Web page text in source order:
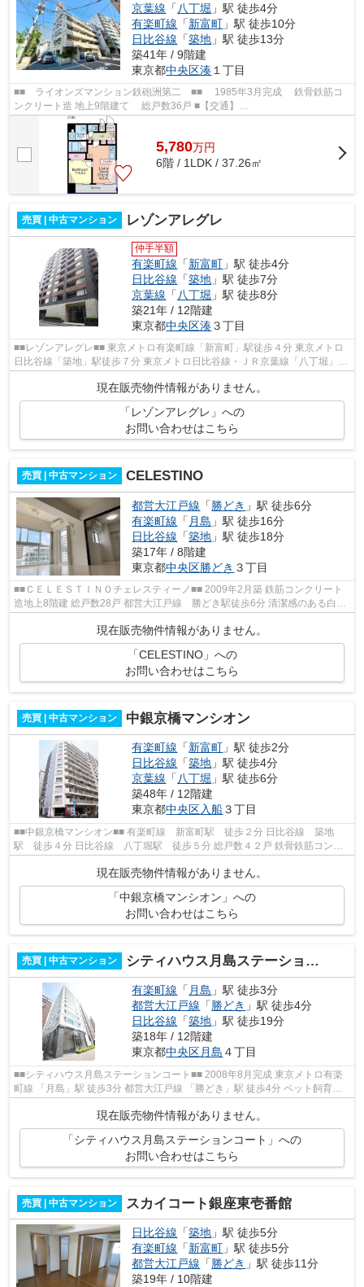
京葉線 「 八丁堀 」駅 徒歩4分
有楽町線 「新富町 」駅 徒歩10分
日比谷線 「築地 」駅 徒歩13分
築41年 / 9階建
東京都中央区湊 １丁目
■■ ライオンズマンション鉄砲洲第二 ■■ 1985年3月完成 鉄骨鉄筋コ
ンクリート造 地上9階建て 総戸数36戸 ■【交通】
━━━━━━━━━━━━━━━ 東京メトロ日比谷線・JR京葉線【八丁...
5,780万円
6階 / 1LDK / 37.26㎡
売買 | 中古マンション レゾンアレグレ
仲手半額
有楽町線 「新富町 」駅 徒歩4分
日比谷線 「築地 」駅 徒歩7分
京葉線 「八丁堀 」駅 徒歩8分
築21年 / 12階建
東京都中央区湊３丁目
■■レゾンアレグレ■■ 東京メトロ有楽町線「新富町」駅徒歩４分 東京メトロ
日比谷線「築地」駅徒歩７分 東京メトロ日比谷線・ＪＲ京葉線「八丁堀」駅
徒歩８分 東京メトロ有楽町線・都営...
現在販売物件情報がありません。
「レゾンアレグレ」への
お問い合わせはこちら
売買 | 中古マンション CELESTINO
都営大江戸線 「 勝どき 」駅 徒歩6分
有楽町線 「 月島 」駅 徒歩16分
日比谷線 「築地 」駅 徒歩18分
築17年 / 8階建
東京都中央区勝どき ３丁目
■■ＣＥＬＥＳＴＩＮＯチェレスティーノ■■ 2009年2月築 鉄筋コンクリート
造地上8階建 総戸数28戸 都営大江戸線 勝どき駅徒歩6分 清潔感のある白を
現在販売物件情報がありません。
「CELESTINO」への
お問い合わせはこちら
売買 | 中古マンション 中銀京橋マンシオン
有楽町線 「新富町 」駅 徒歩2分
日比谷線 「築地 」駅 徒歩4分
京葉線 「八丁堀 」駅 徒歩6分
築48年 / 12階建
東京都中央区入船３丁目
■■中銀京橋マンシオン■■ 有楽町線 新富町駅 徒歩２分 日比谷線 築地
駅 徒歩４分 日比谷線 八丁堀駅 徒歩５分 総戸数４２戸 鉄骨鉄筋コンク
現在販売物件情報がありません。
「中銀京橋マンシオン」への
お問い合わせはこちら
売買 | 中古マンション シティハウス月島ステーションコート
有楽町線 「 月島 」駅 徒歩3分
都営大江戸線 「勝どき 」駅 徒歩4分
日比谷線 「築地 」駅 徒歩19分
築18年 / 12階建
東京都中央区月島 ４丁目
■■シティハウス月島ステーションコート■■ 2008年8月完成 東京メトロ有楽
町線 「月島」駅 徒歩3分 都営大江戸線 「勝どき」駅 徒歩4分 ペット飼育可
能 再開発の進む注目エリアです♪ ...
現在販売物件情報がありません。
「シティハウス月島ステーションコート」への
お問い合わせはこちら
売買 | 中古マンション スカイコート銀座東壱番館
日比谷線 「築地 」駅 徒歩5分
有楽町線 「新富町 」駅 徒歩5分
都営大江戸線 「 勝どき 」駅 徒歩11分
築19年 / 10階建